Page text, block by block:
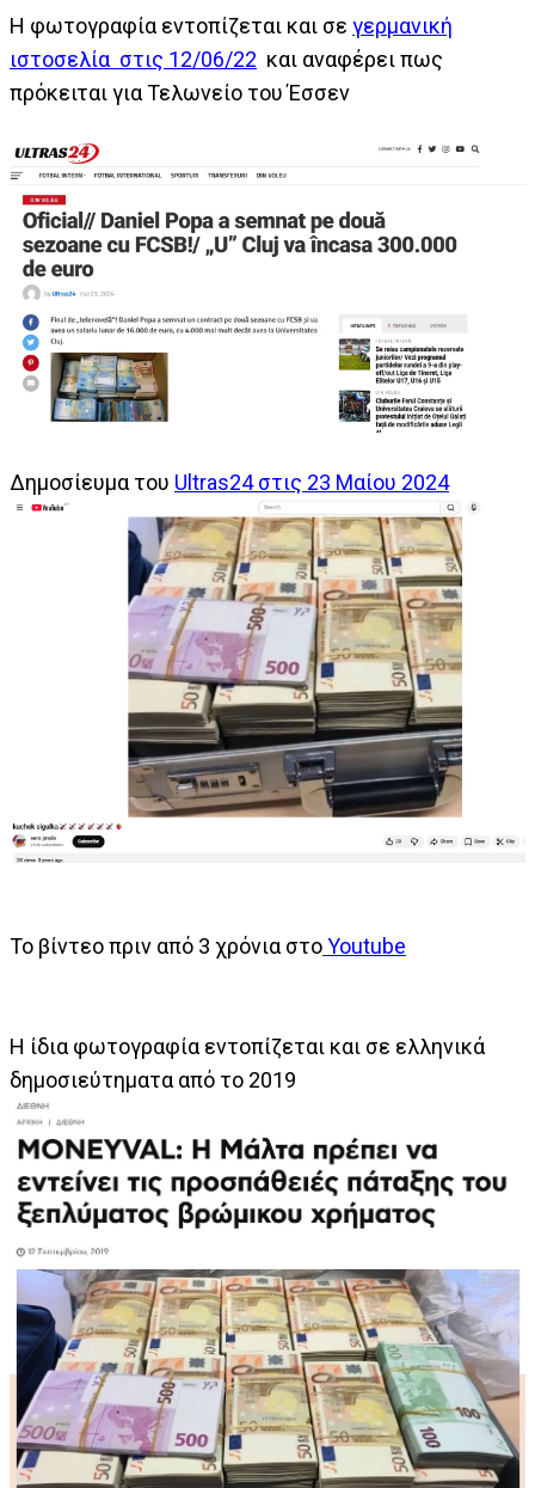
H φωτογραφία εντοπίζεται και σε γερμανική
ιστοσελία στις 12/06/22 και αναφέρει πως
πρόκειται για Τελωνείο του Έσσεν
Δημοσίευμα του Ultras24 στις 23 Μαίου 2024
To βίντεο πριν από 3 χρόνια στοYoutube
Η ίδια φωτογραφία εντοπίζεται και σε ελληνικά
δημοσιεύτηματα από το 2019